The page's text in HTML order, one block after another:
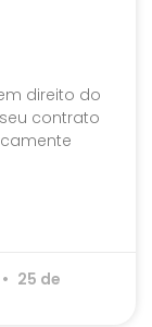
direito do
contrato
25 de